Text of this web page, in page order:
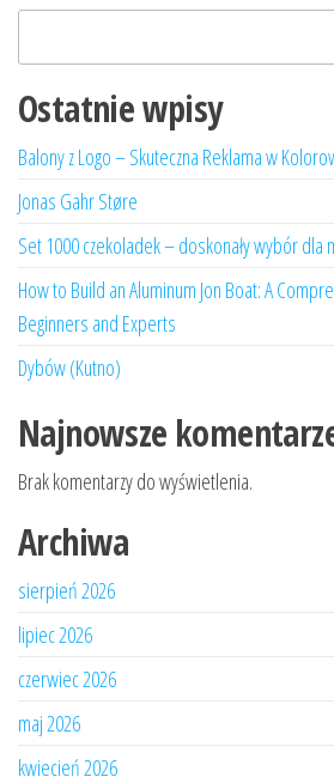
Ostatnie wpisy
Balony z Logo – Skuteczna Reklama w
Jonas Gahr Støre
Set 1000 czekoladek – doskonały wybór dla
How to Build an Aluminum Jon Boat: A
Beginners and Experts
Dybów (Kutno)
Najnowsze
Brak komentarzy do wyświetlenia.
Archiwa
sierpień 2026
lipiec 2026
czerwiec 2026
maj 2026
kwiecień 2026